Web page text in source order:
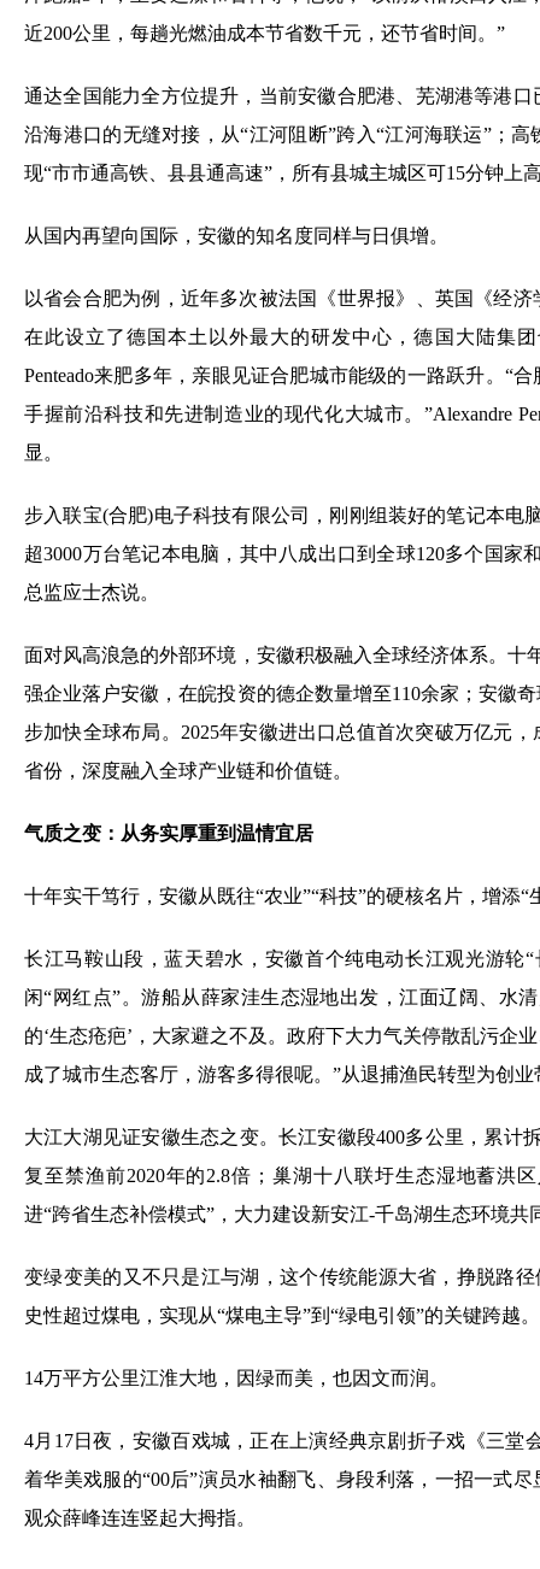
近200公里，每趟光燃油成本节省数千元，还节省时间。”
通达全国能力全方位提升，当前安徽合肥港、芜湖港等港
沿海港口的无缝对接，从“江河阻断”跨入“江河海联运”；
现“市市通高铁、县县通高速”，所有县城主城区可15分钟上
从国内再望向国际，安徽的知名度同样与日俱增。
以省会合肥为例，近年多次被法国《世界报》、英国《经
在此设立了德国本土以外最大的研发中心，德国大陆集
Penteado来肥多年，亲眼见证合肥城市能级的一路跃升。“
手握前沿科技和先进制造业的现代化大城市。”Alexandre
显。
步入联宝(合肥)电子科技有限公司，刚刚组装好的笔记本电
超3000万台笔记本电脑，其中八成出口到全球120多个国家
总监应士杰说。
面对风高浪急的外部环境，安徽积极融入全球经济体系。十
强企业落户安徽，在皖投资的德企数量增至110余家；安徽
步加快全球布局。2025年安徽进出口总值首次突破万亿元
省份，深度融入全球产业链和价值链。
气质之变：从务实厚重到温情宜居
十年实干笃行，安徽从既往“农业”“科技”的硬核名片，增添
长江马鞍山段，蓝天碧水，安徽首个纯电动长江观光游轮
闲“网红点”。游船从薛家洼生态湿地出发，江面辽阔、水
的‘生态疮疤’，大家避之不及。政府下大力气关停散乱污企
成了城市生态客厅，游客多得很呢。”从退捕渔民转型为创
大江大湖见证安徽生态之变。长江安徽段400多公里，累计
复至禁渔前2020年的2.8倍；巢湖十八联圩生态湿地蓄洪
进“跨省生态补偿模式”，大力建设新安江-千岛湖生态环境
变绿变美的又不只是江与湖，这个传统能源大省，挣脱路
史性超过煤电，实现从“煤电主导”到“绿电引领”的关键跨越。
14万平方公里江淮大地，因绿而美，也因文而润。
4月17日夜，安徽百戏城，正在上演经典京剧折子戏《三堂
着华美戏服的“00后”演员水袖翻飞、身段利落，一招一式
观众薛峰连连竖起大拇指。